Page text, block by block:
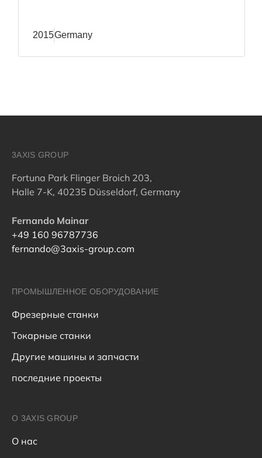
2015Germany
3AXIS GROUP
Fortuna Park Flinger Broich 203,
Halle 7-K, 40235 Düsseldorf, Germany
Fernando Mainar
+49 160 96787736
fernando@3axis-group.com
ПРОМЫШЛЕННОЕ ОБОРУДОВАНИЕ
Фрезерные станки
Токарные станки
Другие машины и запчасти
последние проекты
О 3AXIS GROUP
О нас